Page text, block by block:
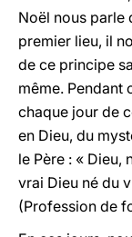
Noël nous parle
premier lieu, il
de ce principe
même. Pendant
chaque jour de
en Dieu, du
le Père : « Dieu,
vrai Dieu né du
(Profession de